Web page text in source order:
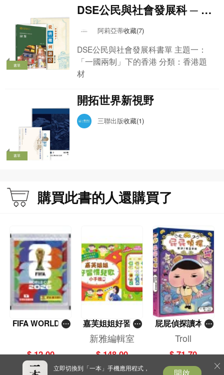
三、法治與共和：商業帝國的法秩序 211
四、新教革命與資本主義：海洋帝國的崛起 217
五、君主、榮耀與帝國憲制 228
六、“去殖民化的帝國”：撤退時代的帝國重建 239
七、“借來的地點、借來的時間”：香港撤退戰略的兩難 248
八、尾聲：帝國視野中的世界史 255
第五章 在大陸思考海洋：“承認政治”與“革命政治”之間 259
二、關鍵經濟區與長城地帶：“小中國”與“大中國” 271
三、北方與南方：自由人格與民族精神 281
四、“革命政治”：“中國人民”與“世界人民” 290
五、香港：“經濟通道”與“革命跳板” 305
六、尾聲：不滅的革命精神 319
第六章 “一國”之謎：中國 vs 帝國 323
三、從“改土歸流”到“十七條協議” 343
四、“十七條協議”的難題：“人民”與“民族” 348
七、尾聲：回望中國的大歷史 383
第三編 香港憲制秩序轉型：主權、民主與回歸 389
第七章 主權與基本法：“愛國者治港” 391
一、“九七大限”的“澳門模式”：“香港是我家” 393
二、“主權換治權”：馬島之戰的香港想象 402
四、“三角凳”與“愛國者治港” 418
五、重建社會契約：齊物平等與協商民主 428
六、“愛國者治港”：基本法的政治靈魂 434
七、尾聲：基本法的想象力 446
書單
DSE公民與社會發展科 ─ 香
港題材書單
阿莉亞蒂收藏(7)
DSE公民與社會發展科書單 主題一：
「一國兩制」下的香港 分類：香港題
材
書單
開拓世界新視野
三聯出版收藏(1)
購買此書的人還購買了
FIFA WORLD C
包）
$ 12.00
嘉芙姐姐好習慣
兒歌小手機
新雅編輯室
$ 148.00
屁屁偵探讀本(1
3)－－對決！怪
篇）
Troll
$ 71.70
立即切換到「一本」手機應用程式，
開啟